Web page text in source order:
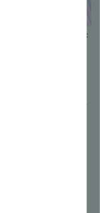
im DLR. Bild:
die
wie dick
sie nach
damit
Beispiel die
Clipper. Bis